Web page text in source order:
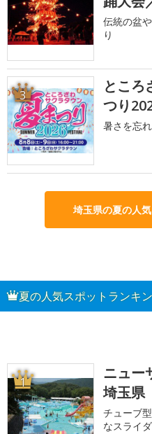
伝統の盆
り
3
ところ
つり
暑さを忘
埼玉県の夏の人
夏の人気スポットランキ
1
ニュー
埼玉県
チューブ
なスライ